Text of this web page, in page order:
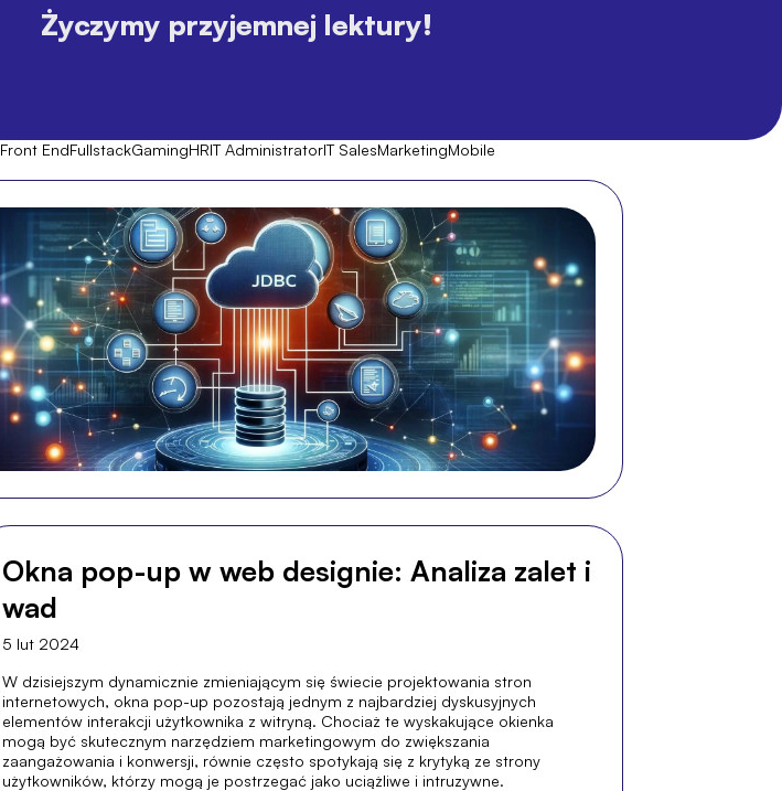
Życzymy przyjemnej lektury!
Front EndFullstackGamingHRIT AdministratorIT SalesMarketingMobile
Okna pop-up w web designie: Analiza zalet i
wad
5 lut 2024
W dzisiejszym dynamicznie zmieniającym się świecie projektowania stron
internetowych, okna pop-up pozostają jednym z najbardziej dyskusyjnych
elementów interakcji użytkownika z witryną. Chociaż te wyskakujące okienka
mogą być skutecznym narzędziem marketingowym do zwiększania
zaangażowania i konwersji, równie często spotykają się z krytyką ze strony
użytkowników, którzy mogą je postrzegać jako uciążliwe i intruzywne.